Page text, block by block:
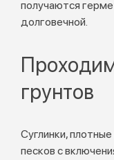
получаются
долговечной.
грунтов
Суглинки,
песков с